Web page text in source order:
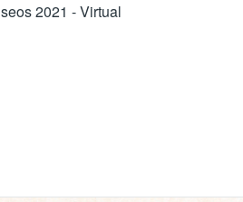
2021 - Virtual